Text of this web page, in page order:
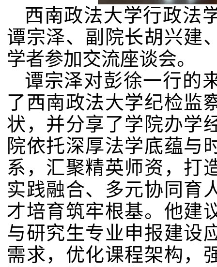
西南政法大学行政法
谭宗泽、副院长胡兴建
学者参加交流座谈会。
谭宗泽对彭徐一行的
了西南政法大学纪检监
状，并分享了学院办学
院依托深厚法学底蕴与
系，汇聚精英师资，打
实践融合、多元协同育
才培育筑牢根基。他建
与研究生专业申报建设
需求，优化课程架构，